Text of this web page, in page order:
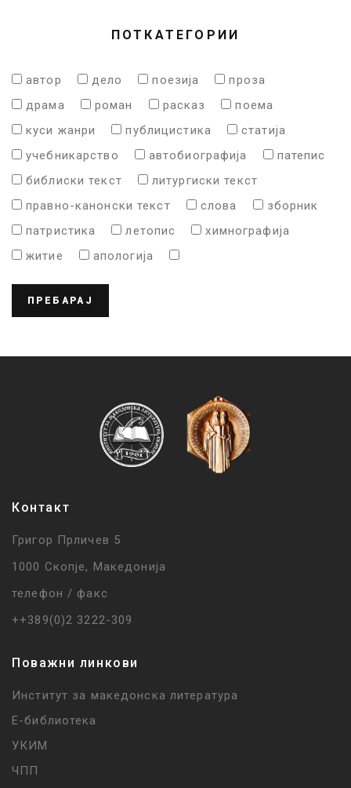
ПОТКАТЕГОРИИ
автор дело поезија
проза
драма
роман расказ
поема
куси жанри
публицистика
статија
учебникарство
автобиографија
патепис
библиски текст
литургиски текст
правно-канонски текст
слова
зборник
патристика
летопис
химнографија
житие
апологија
ПРЕБАРАЈ
Контакт
Григор Прличев 5
1000 Скопје, Македонија
телефон / факс
++389(0)2 3222-309
Поважни линкови
Институт за македонска литература
Е-библиотека
УКИМ
ЧПП